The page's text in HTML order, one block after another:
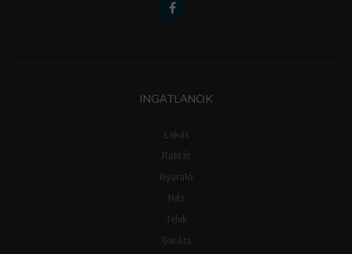
INGATLANOK
Lakás
Raktár
Nyaraló
Ház
Telek
Garázs